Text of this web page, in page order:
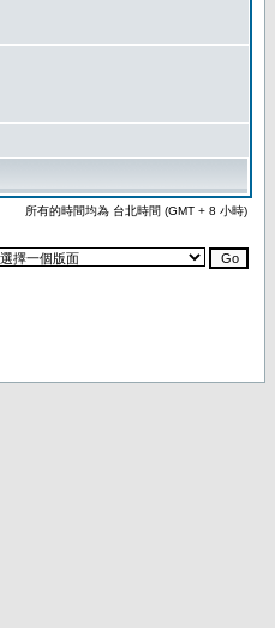
所有的時間均為 台北時間 (GMT + 8 小時)